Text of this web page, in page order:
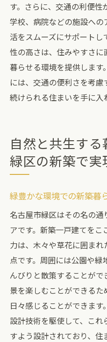
す。さらに、交通の利便
学校、病院などの施設へ
活をスムーズにサポート
性の高さは、住みやすさ
暮らせる環境を提供しま
には、交通の便利さを考
続けられる住まいを手に入
自然と共生す
緑区の新築で実
緑豊かな環境での新築暮
名古屋市緑区はその名の
アです。新築一戸建てを
力は、木々や草花に囲ま
点です。周囲には公園や
んびりと散策することが
景を楽しむことができる
日々感じることができま
設計技術を駆使して、こ
すよう設計されており、住